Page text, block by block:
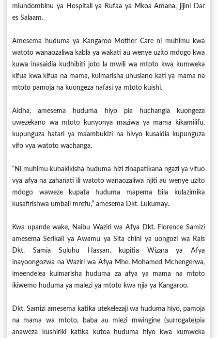
miundombinu ya Hospitali ya Rufaa ya Mkoa Amana, jijini Dar
es Salaam.
Amesema huduma ya Kangaroo Mother Care ni muhimu kwa
watoto wanaozaliwa kabla ya wakati au wenye uzito mdogo kwa
kuwa inasaidia kudhibiti joto la mwili wa mtoto kwa kumweka
kifua kwa kifua na mama, kuimarisha uhusiano kati ya mama na
mtoto pamoja na kuongeza nafasi ya mtoto kuishi.
Aidha, amesema huduma hiyo pia huchangia kuongeza
uwezekano wa mtoto kunyonya maziwa ya mama kikamilifu,
kupunguza hatari ya maambukizi na hivyo kusaidia kupunguza
vifo vya watoto wachanga.
“Ni muhimu kuhakikisha huduma hizi zinapatikana ngazi ya vituo
vya afya na zahanati ili watoto wanaozaliwa njiti au wenye uzito
mdogo waweze kupata huduma mapema bila kulazimika
kusafirishwa umbali mrefu,” amesema Dkt. Lukumay.
Kwa upande wake, Naibu Waziri wa Afya Dkt. Florence Samizi
amesema Serikali ya Awamu ya Sita chini ya uongozi wa Rais
Dkt. Samia Suluhu Hassan, kupitia Wizara ya Afya
inayoongozwa na Waziri wa Afya Mhe. Mohamed Mchengerwa,
imeendelea kuimarisha huduma za afya ya mama na mtoto
ikiwemo huduma ya malezi ya mtoto kwa njia ya Kangaroo.
Dkt. Samizi amesema katika utekelezaji wa huduma hiyo, pamoja
na mama wa mtoto, baba au mlezi mwingine (surrogate)pia
anaweza kushiriki katika kutoa huduma hiyo kwa kumweka